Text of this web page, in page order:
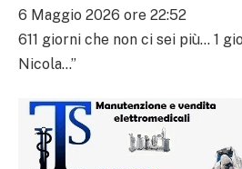
6 Maggio 2026 ore 22:52
611 giorni che non ci sei più… 1
Nicola…”